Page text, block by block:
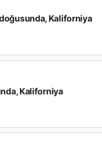
Kaliforniya
Kaliforniya